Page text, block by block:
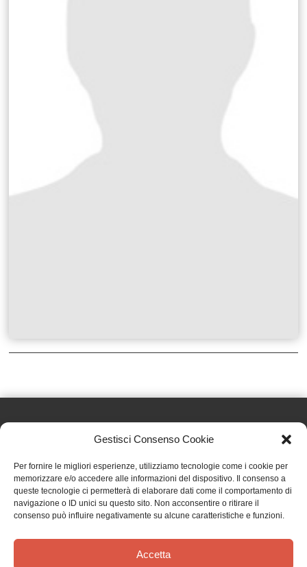
Gestisci Consenso Cookie
Per fornire le migliori esperienze, utilizziamo tecnologie come i cookie per
memorizzare e/o accedere alle informazioni del dispositivo. Il consenso a
queste tecnologie ci permetterà di elaborare dati come il comportamento di
navigazione o ID unici su questo sito. Non acconsentire o ritirare il
consenso può influire negativamente su alcune caratteristiche e funzioni.
Accetta
Effatà Editrice di Pellegrino Paolo SAS
C.F. e P.IVA 09655250018
Via Tre Denti, 1 - 10060 Cantalupa (TO)
Telefono: (+39) 0121 353452 - Fax: (+39) 0121 353839